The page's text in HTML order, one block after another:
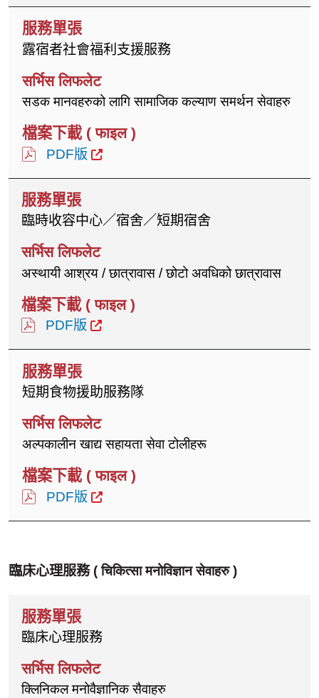
露宿者社會福利支援服務
सडक मानवहरुको लागि सामाजिक कल्याण समर्थन सेवाहरु
PDF版
臨時收容中心／宿舍／短期宿舍
अस्थायी आश्रय / छात्रावास / छोटो अवधिको छात्रावास
PDF版
短期食物援助服務隊
अल्पकालीन खाद्य सहायता सेवा टोलीहरू
PDF版
臨床心理服務 (चिकित्सा मनोविज्ञान सेवाहरु)
臨床心理服務
क्लिनिकल मनोवैज्ञानिक सैवाहरु